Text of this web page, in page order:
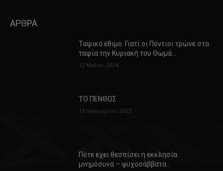
ΑΡΘΡΑ
Ταφικό έθιμο: Γιατί οι Πόντιοι τρώνε στα
ταφία την Κυριακή του Θωμά…
12 Μαΐου, 2024
ΤΟ ΠΕΝΘΟΣ
13 Ιανουαρίου, 2023
Πότε έχει θεσπίσει η εκκλησία
μνημόσυνα – ψυχοσάββατα…